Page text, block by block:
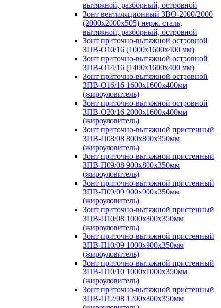
вытяжной, разборный, островной
Зонт вентиляционный ЗВО-2000/2000
(2000х2000х505) нерж. сталь,
вытяжной, разборный, островной
Зонт приточно-вытяжной островной
ЗПВ-О10/16 (1000х1600х400 мм)
Зонт приточно-вытяжной островной
ЗПВ-О14/16 (1400х1600х400 мм)
Зонт приточно-вытяжной островной
ЗПВ-О16/16 1600х1600х400мм
(жироуловитель)
Зонт приточно-вытяжной островной
ЗПВ-О20/16 2000х1600х400мм
(жироуловитель)
Зонт приточно-вытяжной пристенный
ЗПВ-П08/08 800х800х350мм
(жироуловитель)
Зонт приточно-вытяжной пристенный
ЗПВ-П09/08 900х800х350мм
(жироуловитель)
Зонт приточно-вытяжной пристенный
ЗПВ-П09/09 900х900х350мм
(жироуловитель)
Зонт приточно-вытяжной пристенный
ЗПВ-П10/08 1000х800х350мм
(жироуловитель)
Зонт приточно-вытяжной пристенный
ЗПВ-П10/09 1000х900х350мм
(жироуловитель)
Зонт приточно-вытяжной пристенный
ЗПВ-П10/10 1000х1000х350мм
(жироуловитель)
Зонт приточно-вытяжной пристенный
ЗПВ-П12/08 1200х800х350мм